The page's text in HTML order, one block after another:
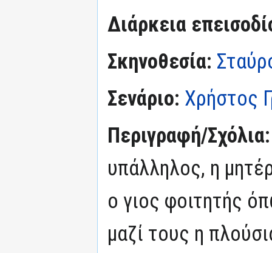
Διάρκεια
Σκηνοθεσία:
Σενάριο: Χρήστος
Περιγραφή/
υπάλληλος, η
ο γιος φοιτητής
μαζί τους η